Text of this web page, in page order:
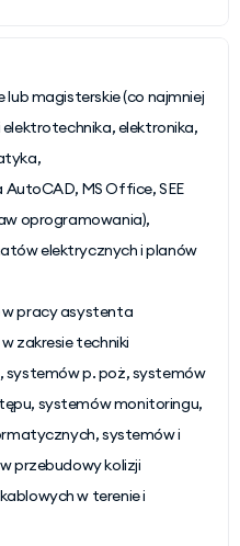
lub magisterskie (co najmniej
elektronika,
MS Office, SEE
oprogramowania),
elektrycznych i planów
w pracy asystenta
zakresie techniki
systemów p. poż, systemów
systemów monitoringu,
systemów i
przebudowy kolizji
w terenie i